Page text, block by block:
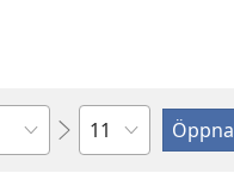
Kapitel